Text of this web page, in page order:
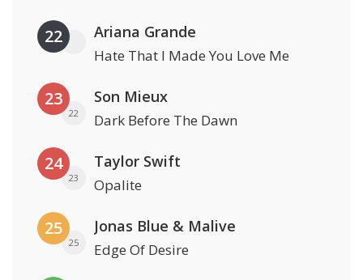
22 Ariana Grande
Hate That I Made You Love Me
23
22
Son Mieux
Dark Before The Dawn
24
23
Taylor Swift
Opalite
25
25
Jonas Blue & Malive
Edge Of Desire